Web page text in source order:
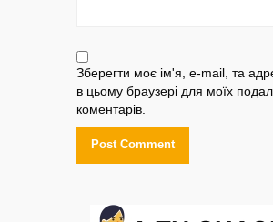
Зберегти моє ім'я, e-mail, та
в цьому браузері для моїх
коментарів.